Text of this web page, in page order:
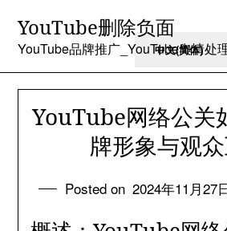
content
YouTube删除负面
YouTube品牌推广_YouTube舆情处
YouTube网络公关
牌形象与观
Posted on 2024年11月27